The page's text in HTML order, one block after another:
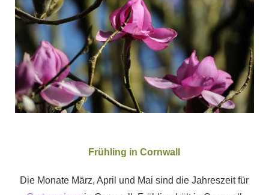
Frühling in Cornwall
Die Monate März, April und Mai sind die Jahreszeit für